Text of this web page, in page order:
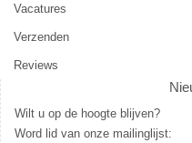
Vacatures
Verzenden
Reviews
Wilt u op de hoogte blijven?
Word lid van onze mailinglijst: